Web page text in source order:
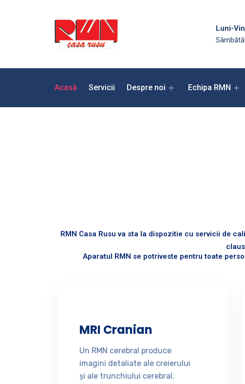
Luni-
Acasă Servicii Despre noi Echipa RMN
RMN Casa Rusu va sta la dispozitie cu servicii de
Aparatul RMN se potriveste pentru toate
MRI Cranian
Un RMN cerebral produce
imagini detaliate ale creierului
și ale trunchiului cerebral.